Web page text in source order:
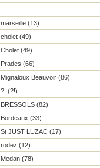
marseille (13)
cholet (49)
Cholet (49)
Prades (66)
Mignaloux Beauvoir (86)
?! (?!)
BRESSOLS (82)
Bordeaux (33)
St JUST LUZAC (17)
rodez (12)
Medan (78)